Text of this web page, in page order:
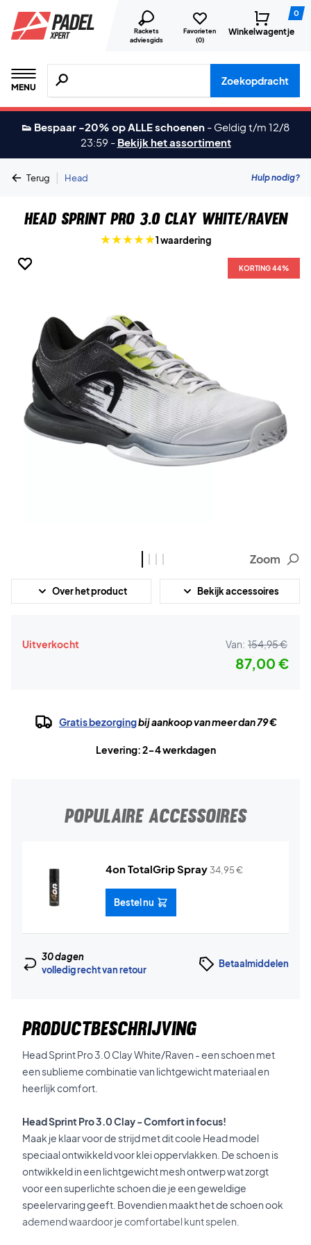
Rackets
adviesgids
Favorieten
(0)
0
Winkelwagentje
MENU
Zoeken naar producten, merken etc.
Zoekopdracht
👟 Bespaar -20% op ALLE schoenen - Geldig t/m 12/8
23:59 - Bekijk het assortiment
Terug | Head Hulp nodig?
Head Sprint Pro 3.0 Clay White/Raven
1 waardering
KORTING 44%
KORTING 44%
KORTING 44%
KORTING 44%
Zoom
Over het product Bekijk accessoires
Uitverkocht Van: 154,95 €
87,00 €
Gratis bezorgingbij aankoop van meer dan 79 €
Levering: 2-4 werkdagen
POPULAIRE ACCESSOIRES
4on TotalGrip Spray 34,95€
Bestel nu
30 dagen
volledig recht van retour
Betaalmiddelen
PRODUCTBESCHRIJVING
Head Sprint Pro 3.0 Clay White/Raven - een schoen met
een sublieme combinatie van lichtgewicht materiaal en
heerlijk comfort.
Head Sprint Pro 3.0 Clay - Comfort in focus!
Maak je klaar voor de strijd met dit coole Head model
speciaal ontwikkeld voor klei oppervlakken. De schoen is
ontwikkeld in een lichtgewicht mesh ontwerp wat zorgt
voor een superlichte schoen die je een geweldige
speelervaring geeft. Bovendien maakt het de schoen ook
ademend waardoor je comfortabel kunt spelen.